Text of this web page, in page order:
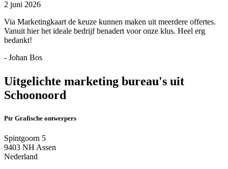
2 juni 2026
Via Marketingkaart de keuze kunnen maken uit meerdere offertes.
Vanuit hier het ideale bedrijf benadert voor onze klus. Heel erg
bedankt!
- Johan Bos
Uitgelichte marketing bureau's uit
Schoonoord
Ptr Grafische ontwerpers
Spintgoorn 5
9403 NH Assen
Nederland